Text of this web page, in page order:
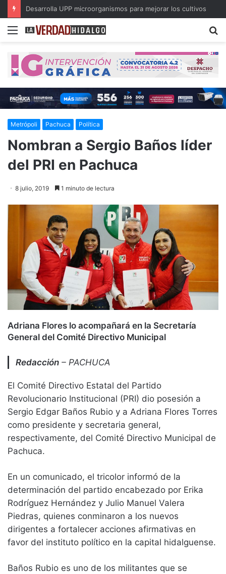
Con música, literatura y cultura internacional concluirá la 26ª FILIJ en Pachuca
Menu
Metrópoli Pachuca Política
Nombran a Sergio Baños líder
del PRI en Pachuca
8 julio, 2019 1 minuto de lectura
Adriana Flores lo acompañará en la Secretaría
General del Comité Directivo Municipal
Redacción – PACHUCA
El Comité Directivo Estatal del Partido
Revolucionario Institucional (PRI) dio posesión a
Sergio Edgar Baños Rubio y a Adriana Flores Torres
como presidente y secretaria general,
respectivamente, del Comité Directivo Municipal de
Pachuca.
En un comunicado, el tricolor informó de la
determinación del partido encabezado por Erika
Rodríguez Hernández y Julio Manuel Valera
Piedras, quienes conminaron a los nuevos
dirigentes a fortalecer acciones afirmativas en
favor del instituto político en la capital hidalguense.
Baños Rubio es uno de los militantes que se